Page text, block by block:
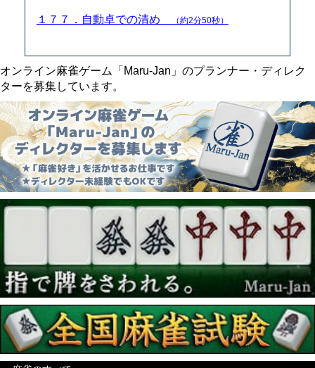
１７７．自動卓での清め （約2分50秒）
オンライン麻雀ゲーム「Maru-Jan」のプランナー・ディレク
ターを募集しています。